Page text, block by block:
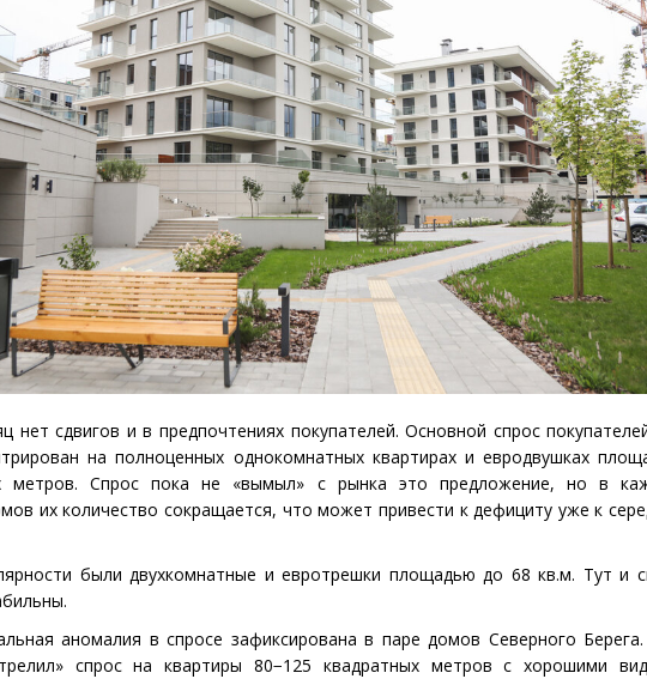
нет сдвигов и в предпочтениях покупателей. Основной спрос
на полноценных однокомнатных квартирах и евродвушках
метров. Спрос пока не «вымыл» с рынка это предложение, но в
их количество сокращается, что может привести к дефициту уже к
были двухкомнатные и евротрешки площадью до 68 кв.м. Тут и
аномалия в спросе зафиксирована в паре домов Северного
спрос на квартиры 80−125 квадратных метров с хорошими